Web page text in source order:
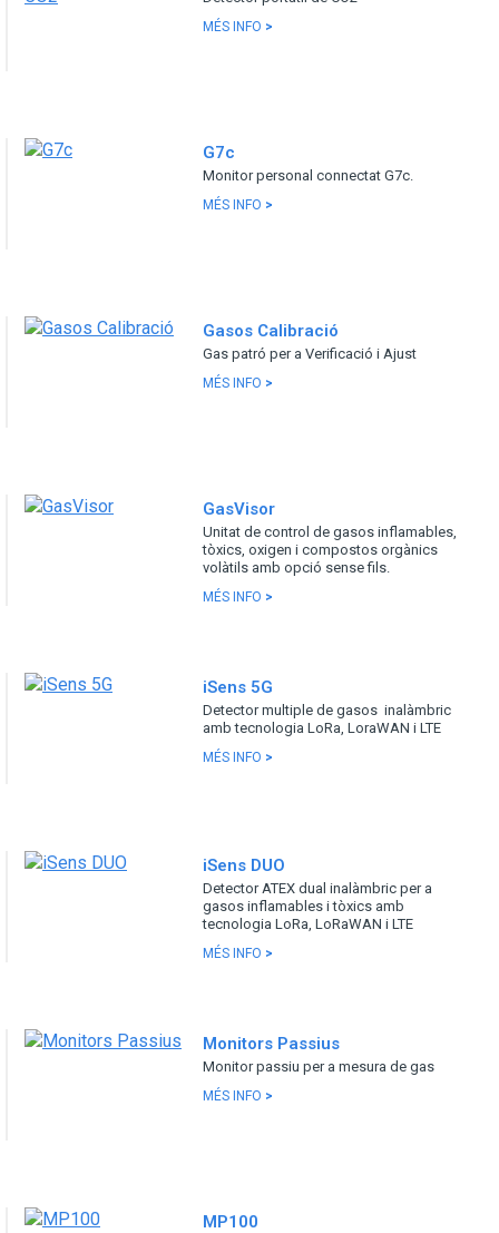
MÉS INFO >
G7c
Monitor personal connectat G7c.
MÉS INFO >
Gasos Calibració
Gas patró per a Verificació i Ajust
MÉS INFO >
GasVisor
Unitat de control de gasos inflamables,
tòxics, oxigen i compostos orgànics
volàtils amb opció sense fils.
MÉS INFO >
iSens 5G
Detector multiple de gasos inalàmbric
amb tecnologia LoRa, LoraWAN i LTE
MÉS INFO >
iSens DUO
Detector ATEX dual inalàmbric per a
gasos inflamables i tòxics amb
tecnologia LoRa, LoRaWAN i LTE
MÉS INFO >
Monitors Passius
Monitor passiu per a mesura de gas
MÉS INFO >
MP100